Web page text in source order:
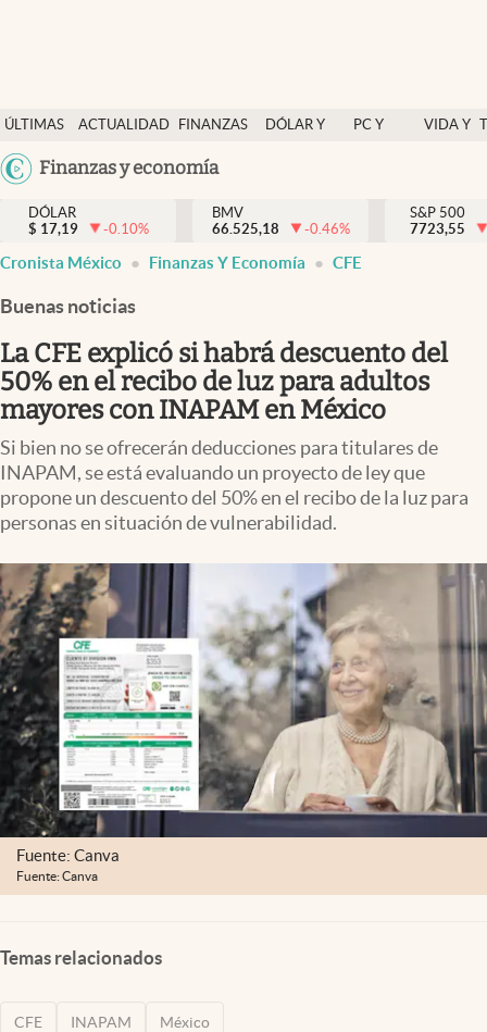
ÚLTIMAS
NOTICIAS
ACTUALIDAD
FINANZAS
DÓLAR Y
PC Y
VIDA Y
México
Finanzas y economía
Actualidad
Finanzas y economía
Dólar y mercados
Pc y celular
Vida y estilo
Tv
Clima
Mediakit
abre en nueva pestaña
México
DÓLAR
$ 17,19 -0.10%
BMV
66.525,18
-0.46%
S&P 500
7723,55
Cronista México Finanzas Y Economía CFE
Buenas noticias
La CFE explicó si habrá descuento del
50% en el recibo de luz para adultos
mayores con INAPAM en México
Si bien no se ofrecerán deducciones para titulares de
INAPAM, se está evaluando un proyecto de ley que
propone un descuento del 50% en el recibo de la luz para
personas en situación de vulnerabilidad.
Fuente: Canva
Fuente: Canva
Temas relacionados
CFE INAPAM México